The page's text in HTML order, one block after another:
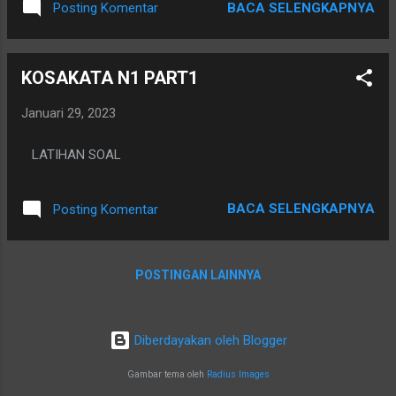
Posting Komentar BACA SELENGKAPNYA
KOSAKATA N1 PART1
Januari 29, 2023
LATIHAN SOAL
Posting Komentar BACA SELENGKAPNYA
POSTINGAN LAINNYA
Diberdayakan oleh Blogger
Gambar tema oleh Radius Images